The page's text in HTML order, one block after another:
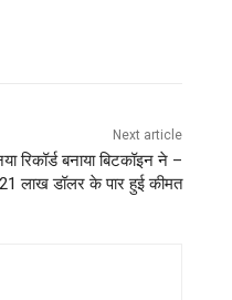
Next article
बनाया बिटकॉइन ने –
लाख डॉलर के पार हुई कीमत